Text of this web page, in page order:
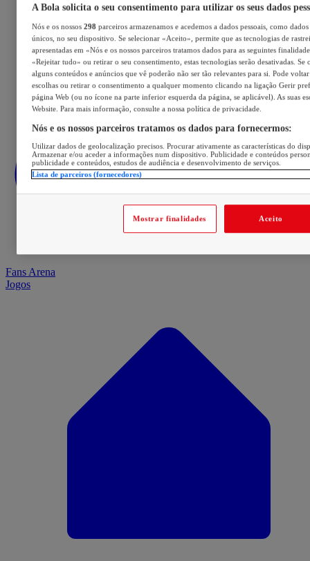
Fans Arena
Jogos
A Bola solicita o seu consentimento para utilizar os seus dados
Nós e os nossos 298 parceiros armazenamos e acedemos a dados pessoais, como
únicos, no seu dispositivo. Se selecionar «Aceito», permite que as tecnologias de
apresentadas em «Nós e os nossos parceiros tratamos dados para as seguintes
«Rejeitar tudo» ou retirar o seu consentimento, estas tecnologias serão desativadas. Se
alguns conteúdos e anúncios que vê poderão não ser tão relevantes para si. Pode voltar
escolhas ou retirar o consentimento a qualquer momento clicando na ligação Gerir
página Web (ou no ícone na parte inferior esquerda da página, se aplicável). As suas
Website. Para mais informação, consulte a nossa política de privacidade.
Nós e os nossos parceiros tratamos os dados para fornecermos:
Utilizar dados de geolocalização precisos. Procurar ativamente as características do
Armazenar e/ou aceder a informações num dispositivo. Publicidade e conteúdos
publicidade e conteúdos, estudos de audiência e desenvolvimento de serviços.
Lista de parceiros (fornecedores)
Mostrar finalidades Aceito